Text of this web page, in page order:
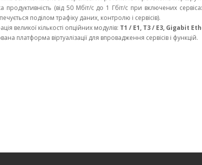
продуктивність (від 50 Мбіт/с до 1 Гбіт/с при включених
поділом трафіку даних, контролю і сервісів).
великої кількості опційних модулів: T1 / E1, T3 / E3, Gigabit
платформа віртуалізації для впровадження сервісів і функцій.